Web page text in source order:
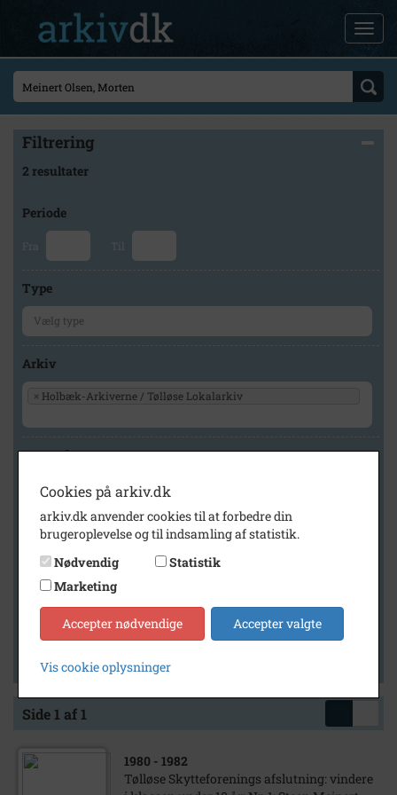
Filtrering
2 resultater
Periode
Fra Til
Type
Arkiv
× Holbæk-Arkiverne / Tølløse Lokalarkiv
Geografi
Generelt
Vis kun med billeder
Vis kun med filmklip
Vis kun med lydklip
Vis kun med kilder
Vis kun med geo-tag
Side 1 af 1
1980 - 1982
Tølløse Skytteforenings afslutning: vindere
Cookies på arkiv.dk
arkiv.dk anvender cookies til at forbedre din
brugeroplevelse og til indsamling af statistik.
Nødvendig
Statistik
Marketing
Accepter nødvendige Accepter valgte
Vis cookie oplysninger